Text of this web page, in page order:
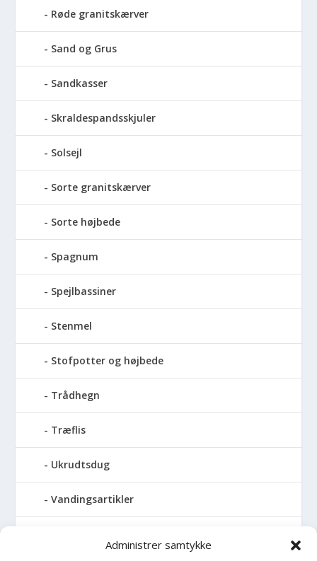
Administrer samtykke
Røde granitskærver
Sand og Grus
Sandkasser
Skraldespandsskjuler
Solsejl
Sorte granitskærver
Sorte højbede
Spagnum
Spejlbassiner
Stenmel
Stofpotter og højbede
Trådhegn
Træflis
Ukrudtsdug
Vandingsartikler